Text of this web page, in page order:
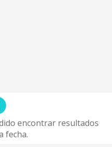
encontrar resultados
fecha.